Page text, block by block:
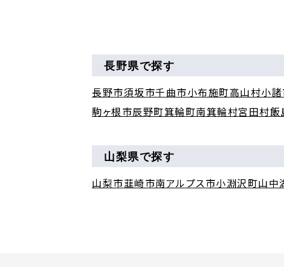
長野県で探す
長野市須坂市千曲市小布施町高山村小
駒ヶ根市辰野町箕輪町南箕輪村宮田村飯
山梨県で探す
山梨市韮崎市南アルプス市小淵沢町山中